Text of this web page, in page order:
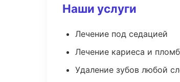
Наши услуги
Лечение под седацией
Лечение кариеса и
Удаление зубов любой